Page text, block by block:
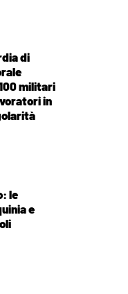
di
militari
in
le
e